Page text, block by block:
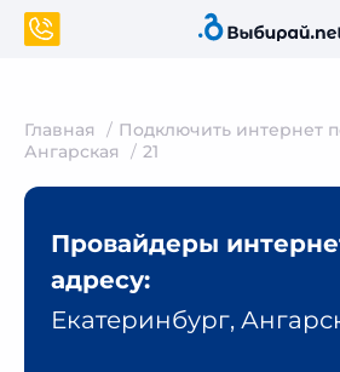
Главная
Подключить интернет
Ангарская
21
Провайдеры
адресу:
Екатеринбург,